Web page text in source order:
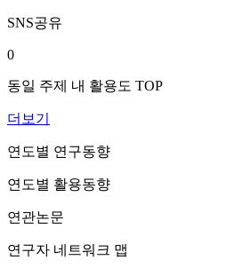
SNS공유
0
동일 주제 내 활용도 TOP
더보기
연도별 연구동향
연도별 활용동향
연관논문
연구자 네트워크 맵